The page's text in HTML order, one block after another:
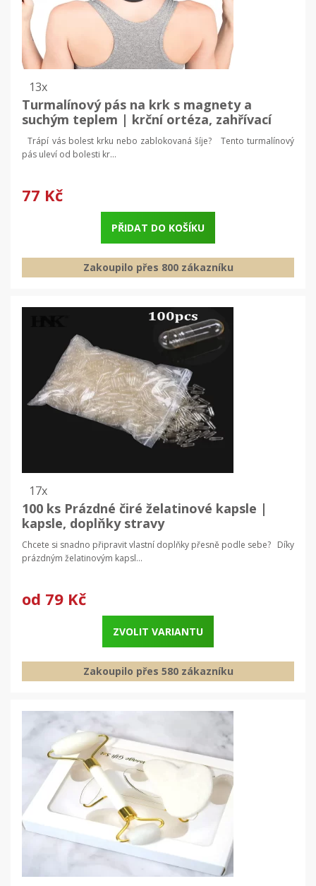
13x
Turmalínový pás na krk s magnety a
suchým teplem | krční ortéza, zahřívací
pás
Trápí vás bolest krku nebo zablokovaná šíje? Tento turmalínový
pás uleví od bolesti kr...
77 Kč
PŘIDAT DO KOŠÍKU
Zakoupilo přes 800 zákazníku
17x
100 ks Prázdné čiré želatinové kapsle |
kapsle, doplňky stravy
Chcete si snadno připravit vlastní doplňky přesně podle sebe? Díky
prázdným želatinovým kapsl...
od 79 Kč
ZVOLIT VARIANTU
Zakoupilo přes 580 zákazníku